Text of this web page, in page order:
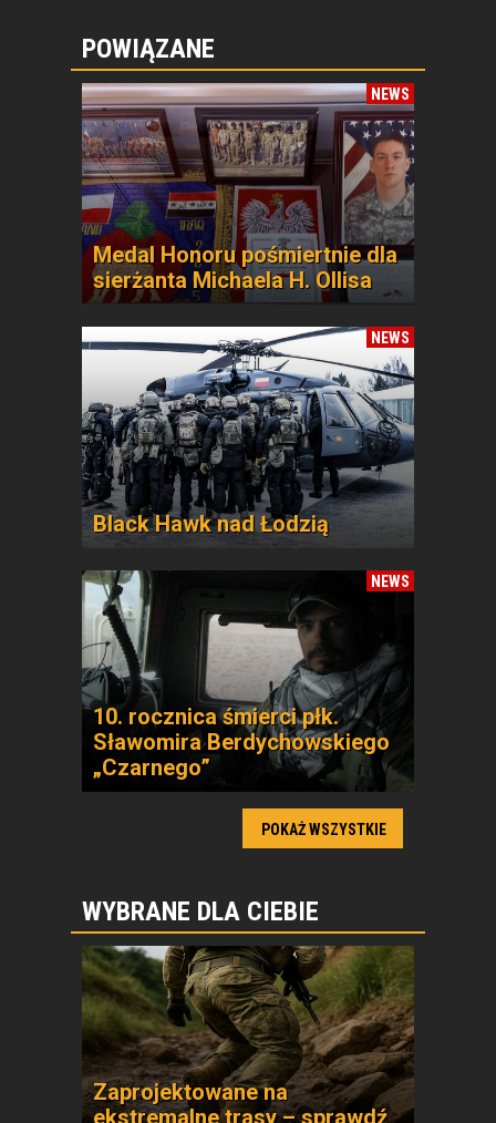
POWIĄZANE
NEWS
Medal Honoru pośmiertnie dla
sierżanta Michaela H. Ollisa
NEWS
Black Hawk nad Łodzią
NEWS
10. rocznica śmierci płk.
Sławomira Berdychowskiego
„Czarnego”
POKAŻ WSZYSTKIE
WYBRANE DLA CIEBIE
Zaprojektowane na
ekstremalne trasy – sprawdź